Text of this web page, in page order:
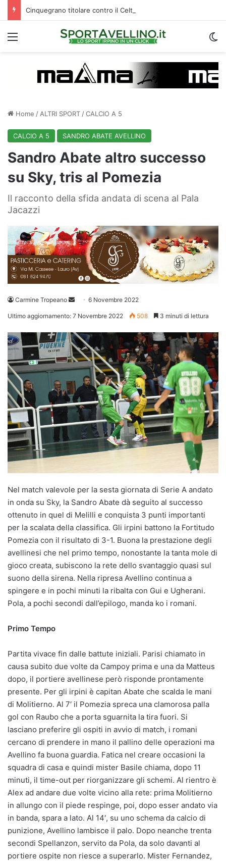
Menu
Home / ALTRI SPORT /CALCIO A 5
CALCIO A 5 SANDRO ABATE AVELLINO
Sandro Abate altro successo
su Sky, tris al Pomezia
Il racconto della sfida andata di scena al Pala
Jacazzi
Carmine Tropeano
Invia 6 Novembre 2022
Ultimo aggiornamento: 7 Novembre 2022 508 3 minuti di lettura
Nel match valevole per la sesta giornata di Serie A andato
in onda su Sky, la Sandro Abate dà seguito al successo
ottenuto in quel di Melilli e conquista 3 punti importanti
per la scalata della classifica. Gli irpini battono la Fortitudo
Pomezia con il risultato di 3-1. Buona la prestazione degli
avellinesi che nel primo tempo, nonostante la tanta mole di
gioco creata, subiscono la rete dello svantaggio quasi sul
suono della sirena. Nella ripresa Avellino continua a
spingere e in pochi minuti la ribalta con Gui e Ugherani.
Pola, a pochi secondi dall’epilogo, manda ko i romani.
Primo Tempo
Partita vivace fin dalle battute iniziali. Parisi chiamato in
causa subito due volte da Campoy prima e una da Matteus
dopo, il portiere avellinese però risponde prontamente
presente. Per gli irpini è capitan Abate che scalda le mani
di Molitierno. Al 7′ il Pomezia spreca una clamorosa palla
gol con Raubo che a porta sguarnita la tira fuori. Si
lasciano preferire gli ospiti in avvio di match, i romani
cercano di prendere in mano il pallino delle operazioni ma
Avellino fa buona guardia. Fatica nel creare occasioni la
squadra di casa e quindi mister Basile chiama, dopo 11
minuti, il time-out per riorganizzare gli schemi. Al rientro è
Alex ad andare due volte vicino alla rete: prima Molitierno
in allungo con il piede respinge, poi, dopo esser andato via
in banda, spara a lato. Al 14′, su uno schema da calcio di
punizione, Avellino lambisce il palo. Dopo neanche trenta
secondi Spellanzon, servito da Pola, da solo davanti al
portiere ospite non riesce a superarlo. Mister Fernandez,